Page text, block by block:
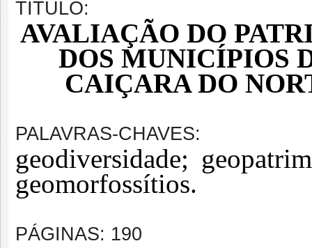
TÍTULO:
AVALIAÇÃO DO
DOS MUNICÍPIOS
CAIÇARA DO
PALAVRAS-CHAVES:
geodiversidade;
geomorfossítios.
PÁGINAS: 190